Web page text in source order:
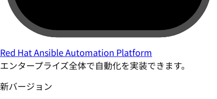
Red Hat Ansible Automation Platform
エンタープライズ全体で自動化を実装できます。
新バージョン